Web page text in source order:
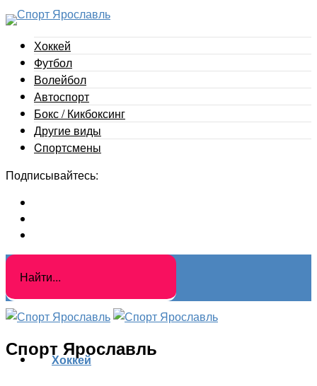
Хоккей
Футбол
Волейбол
Автоспорт
Бокс / Кикбоксинг
Другие виды
Cпортсмены
Подписывайтесь:
Спорт Ярославль
Хоккей